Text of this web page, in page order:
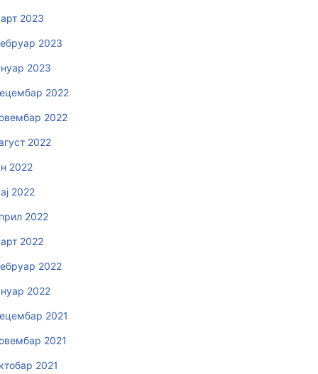
2023
2023
2023
2022
2022
2022
2022
2022
2022
2022
2022
2022
2021
2021
2021